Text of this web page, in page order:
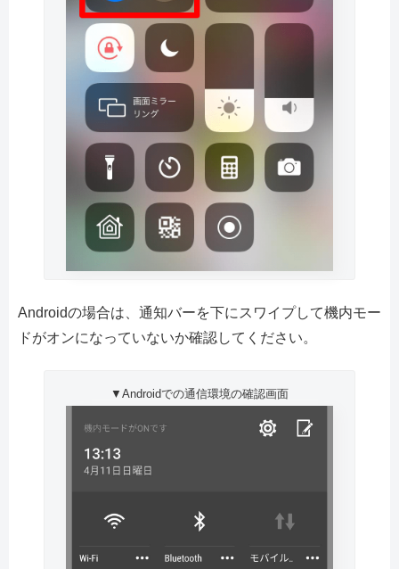
Androidの場合は、通知バーを下にスワイプして機内モー
ドがオンになっていないか確認してください。
▼Androidでの通信環境の確認画面